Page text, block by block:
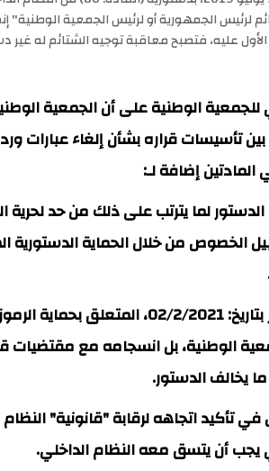
لرئيس الجمهورية أو لرئيس الجمعية
عليه، فتصبح معاقبة توجيه الشتائم له غير
الداخلي للجمعية الوطنية على أن
إضافة لـ:
2، 10، 42، 43، 50 من الدستور لما يترتب على
- وللقانون رقم: 021/2021،
الوطنية، بل انسجامه مع مقتضيات
يخالف الدستور.
يجب أن يتسق معه النظام الداخلي.